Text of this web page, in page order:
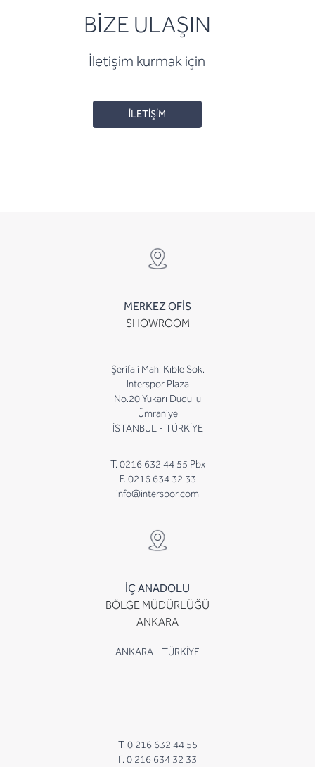
BİZE ULAŞIN
İletişim kurmak için
İLETİŞİM
MERKEZ OFİS
SHOWROOM
Şerifali Mah. Kıble Sok.
Interspor Plaza
No.20 Yukarı Dudullu
Ümraniye
İSTANBUL - TÜRKİYE
T. 0216 632 44 55 Pbx
F. 0216 634 32 33
info@interspor.com
İÇ ANADOLU
BÖLGE MÜDÜRLÜĞÜ
ANKARA
ANKARA - TÜRKİYE
T. 0 216 632 44 55
F. 0 216 634 32 33